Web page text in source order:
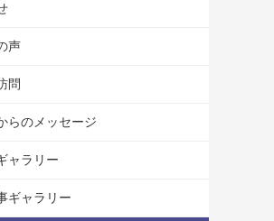
声
問
らのメッセージ
ャラリー
ギャラリー